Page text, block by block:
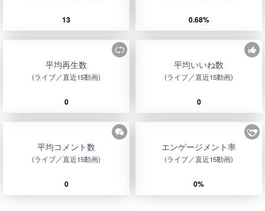
13 0.68%
平均再生数
(ライブ／直近15動画)
0
平均いいね数
(ライブ／直近15動画)
0
平均コメント数
(ライブ／直近15動画)
0
エンゲージメント率
(ライブ／直近15動画)
0%